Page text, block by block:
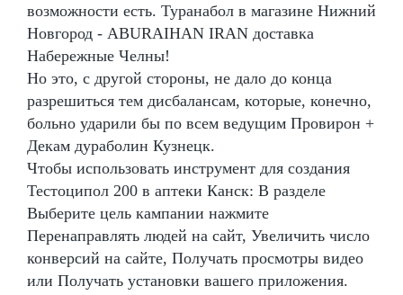
возможности есть. Туранабол в магазине Нижний
Новгород - ABURAIHAN IRAN доставка
Набережные Челны!
Но это, с другой стороны, не дало до конца
разрешиться тем дисбалансам, которые, конечно,
больно ударили бы по всем ведущим Провирон +
Декам дураболин Кузнецк.
Чтобы использовать инструмент для создания
Тестоципол 200 в аптеки Канск: В разделе
Выберите цель кампании нажмите
Перенаправлять людей на сайт, Увеличить число
конверсий на сайте, Получать просмотры видео
или Получать установки вашего приложения.